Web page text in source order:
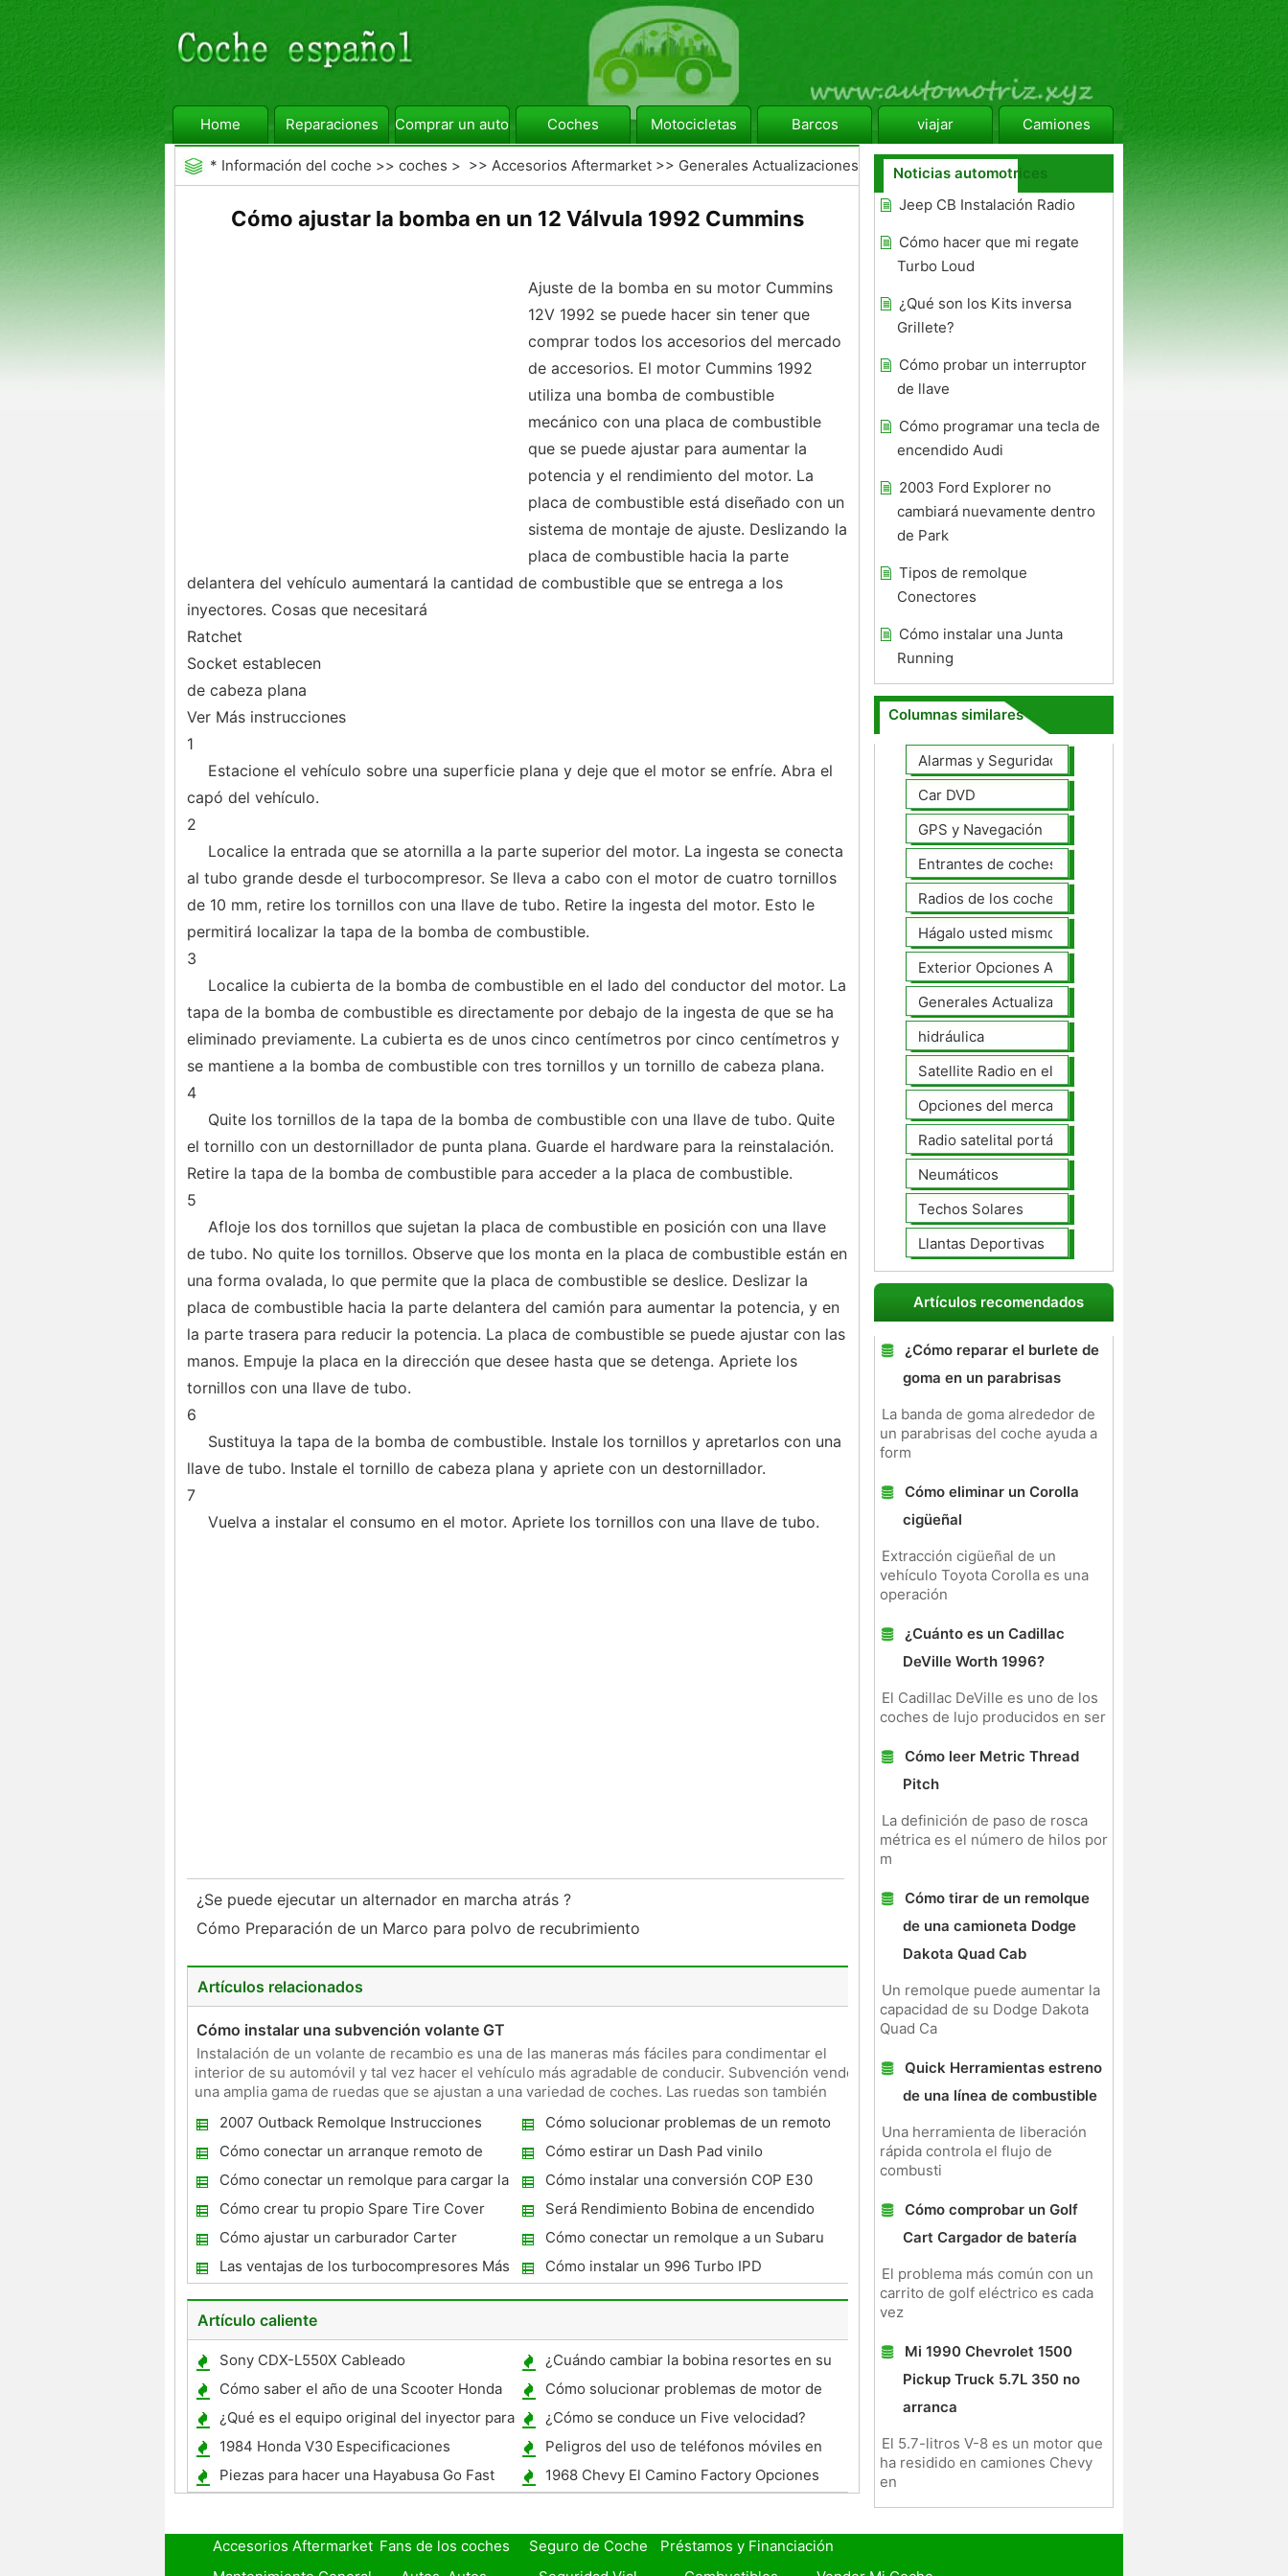
Home Reparaciones Comprar un automóvil Coches Motocicletas Barcos viajar Camiones
* Información del coche >> coches > >> Accesorios Aftermarket>> Generales Actualizaciones
Cómo ajustar la bomba en un 12 Válvula 1992 Cummins
Ajuste de la bomba en su motor Cummins
12V 1992 se puede hacer sin tener que
comprar todos los accesorios del mercado
de accesorios. El motor Cummins 1992
utiliza una bomba de combustible
mecánico con una placa de combustible
que se puede ajustar para aumentar la
potencia y el rendimiento del motor. La
placa de combustible está diseñado con un
sistema de montaje de ajuste. Deslizando la
placa de combustible hacia la parte
delantera del vehículo aumentará la cantidad de combustible que se entrega a los
inyectores. Cosas que necesitará
Ratchet
Socket establecen
de cabeza plana
Ver Más instrucciones
1
Estacione el vehículo sobre una superficie plana y deje que el motor se enfríe. Abra el
capó del vehículo.
2
Localice la entrada que se atornilla a la parte superior del motor. La ingesta se conecta
al tubo grande desde el turbocompresor. Se lleva a cabo con el motor de cuatro tornillos
de 10 mm, retire los tornillos con una llave de tubo. Retire la ingesta del motor. Esto le
permitirá localizar la tapa de la bomba de combustible.
3
Localice la cubierta de la bomba de combustible en el lado del conductor del motor. La
tapa de la bomba de combustible es directamente por debajo de la ingesta de que se ha
eliminado previamente. La cubierta es de unos cinco centímetros por cinco centímetros y
se mantiene a la bomba de combustible con tres tornillos y un tornillo de cabeza plana.
4
Quite los tornillos de la tapa de la bomba de combustible con una llave de tubo. Quite
el tornillo con un destornillador de punta plana. Guarde el hardware para la reinstalación.
Retire la tapa de la bomba de combustible para acceder a la placa de combustible.
5
Afloje los dos tornillos que sujetan la placa de combustible en posición con una llave
de tubo. No quite los tornillos. Observe que los monta en la placa de combustible están en
una forma ovalada, lo que permite que la placa de combustible se deslice. Deslizar la
placa de combustible hacia la parte delantera del camión para aumentar la potencia, y en
la parte trasera para reducir la potencia. La placa de combustible se puede ajustar con las
manos. Empuje la placa en la dirección que desee hasta que se detenga. Apriete los
tornillos con una llave de tubo.
6
Sustituya la tapa de la bomba de combustible. Instale los tornillos y apretarlos con una
llave de tubo. Instale el tornillo de cabeza plana y apriete con un destornillador.
7
Vuelva a instalar el consumo en el motor. Apriete los tornillos con una llave de tubo.
¿Se puede ejecutar un alternador en marcha atrás ?
Cómo Preparación de un Marco para polvo de recubrimiento
Artículos relacionados
Cómo instalar una subvención volante GT
Instalación de un volante de recambio es una de las maneras más fáciles para condimentar el
interior de su automóvil y tal vez hacer el vehículo más agradable de conducir. Subvención vende
una amplia gama de ruedas que se ajustan a una variedad de coches. Las ruedas son también
2007 Outback Remolque Instrucciones
Arneses
Cómo solucionar problemas de un remoto
Jetta Starter
Cómo conectar un arranque remoto de
coches
Cómo estirar un Dash Pad vinilo
Cómo conectar un remolque para cargar la
batería de un vehículo
Cómo instalar una conversión COP E30
Cómo crear tu propio Spare Tire Cover
Será Rendimiento Bobina de encendido
realmente hacer alguna diferencia?
Cómo ajustar un carburador Carter
Cómo conectar un remolque a un Subaru
2010
Las ventajas de los turbocompresores Más
Superchargers
Cómo instalar un 996 Turbo IPD
Artículo caliente
Sony CDX-L550X Cableado
¿Cuándo cambiar la bobina resortes en su
coche?
Cómo saber el año de una Scooter Honda
Cómo solucionar problemas de motor de
fumar después de sustituir los inyectores
de combustible
¿Qué es el equipo original del inyector para
el Detroit Diesel ?
¿Cómo se conduce un Five velocidad?
1984 Honda V30 Especificaciones
Peligros del uso de teléfonos móviles en
Coches
Piezas para hacer una Hayabusa Go Fast 1968 Chevy El Camino Factory Opciones
Noticias automotrices
Jeep CB Instalación Radio
Cómo hacer que mi regate
Turbo Loud
¿Qué son los Kits inversa
Grillete?
Cómo probar un interruptor
de llave
Cómo programar una tecla de
encendido Audi
2003 Ford Explorer no
cambiará nuevamente dentro
de Park
Tipos de remolque
Conectores
Cómo instalar una Junta
Running
Columnas similares
Alarmas y Seguridad
Car DVD
GPS y Navegación
Entrantes de coches
Radios de los coches
Hágalo usted mismo Mejoras Auto
Exterior Opciones Aftermarket
Generales Actualizaciones Auto
hidráulica
Satellite Radio en el tablero
Opciones del mercado de accesorios del interior
Radio satelital portátil
Neumáticos
Techos Solares
Llantas Deportivas
Artículos recomendados
¿Cómo reparar el burlete de
goma en un parabrisas
La banda de goma alrededor de
un parabrisas del coche ayuda a
form
Cómo eliminar un Corolla
cigüeñal
Extracción cigüeñal de un
vehículo Toyota Corolla es una
operación
¿Cuánto es un Cadillac
DeVille Worth 1996?
El Cadillac DeVille es uno de los
coches de lujo producidos en ser
Cómo leer Metric Thread
Pitch
La definición de paso de rosca
métrica es el número de hilos por
m
Cómo tirar de un remolque
de una camioneta Dodge
Dakota Quad Cab
Un remolque puede aumentar la
capacidad de su Dodge Dakota
Quad Ca
Quick Herramientas estreno
de una línea de combustible
Una herramienta de liberación
rápida controla el flujo de
combusti
Cómo comprobar un Golf
Cart Cargador de batería
El problema más común con un
carrito de golf eléctrico es cada
vez
Mi 1990 Chevrolet 1500
Pickup Truck 5.7L 350 no
arranca
El 5.7-litros V-8 es un motor que
ha residido en camiones Chevy
en
Accesorios Aftermarket Fans de los coches Seguro de Coche
Préstamos y Financiación